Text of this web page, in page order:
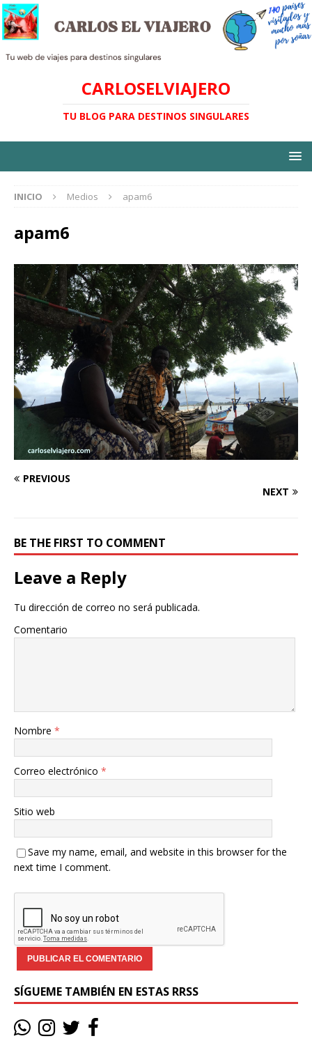
CARLOSELVIAJERO
TU BLOG PARA DESTINOS SINGULARES
INICIO Medios apam6
apam6
PREVIOUS
NEXT
BE THE FIRST TO COMMENT
Leave a Reply
Tu dirección de correo no será publicada.
Comentario
Nombre *
Correo electrónico *
Sitio web
Save my name, email, and website in this browser for the
next time I comment.
SÍGUEME TAMBIÉN EN ESTAS RRSS